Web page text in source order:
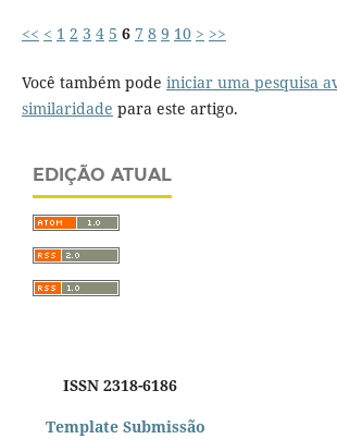
<< < 1 2 3 4 5 6 7 8 9 10 > >>
Você também pode iniciar uma pesquisa
similaridade para este artigo.
EDIÇÃO ATUAL
ISSN 2318-6186
Template Submissão